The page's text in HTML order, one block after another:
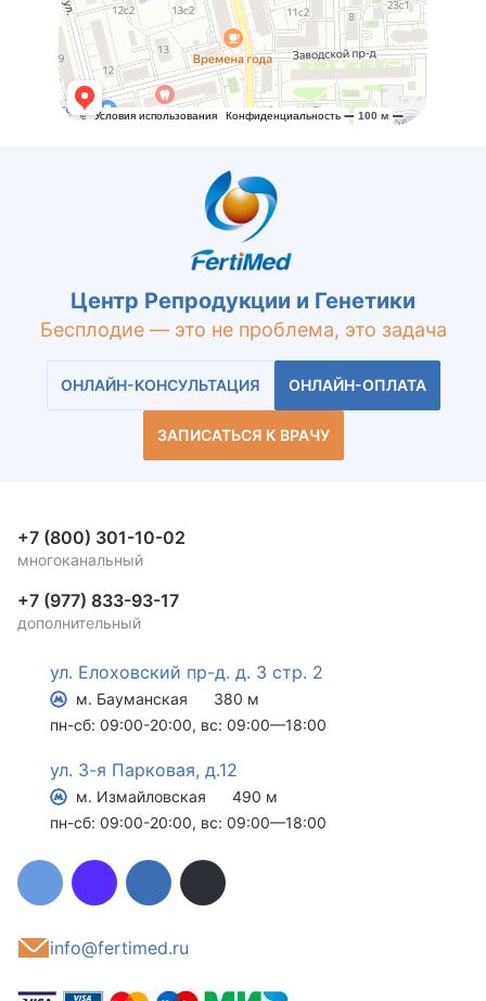
Центр Репродукции и Генетики
Бесплодие — это не проблема, это задача
ОНЛАЙН-КОНСУЛЬТАЦИЯ ОНЛАЙН-ОПЛАТА
ЗАПИСАТЬСЯ К ВРАЧУ
+7 (800) 301-10-02
многоканальный
+7 (977) 833-93-17
дополнительный
ул. Елоховский пр-д. д. 3 стр. 2
м. Бауманская
380 м
пн-сб: 09:00-20:00, вс: 09:00—18:00
ул. 3-я Парковая, д.12
м. Измайловская
490 м
пн-сб: 09:00-20:00, вс: 09:00—18:00
info@fertimed.ru